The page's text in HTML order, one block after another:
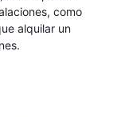
como
alquilar un